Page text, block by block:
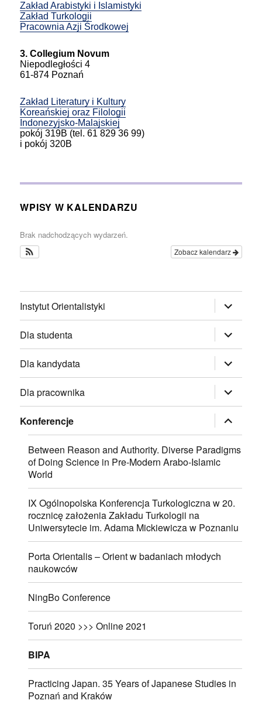
Zakład Arabistyki i Islamistyki
Zakład Turkologii
Pracownia Azji Środkowej
3. Collegium Novum
Niepodległości 4
61-874 Poznań
Zakład Literatury i Kultury
Koreańskiej oraz Filologii
Indonezyjsko-Malajskiej
pokój 319B (tel. 61 829 36 99)
i pokój 320B
WPISY W KALENDARZU
Brak nadchodzących wydarzeń.
Zobacz kalendarz
Instytut Orientalistyki rozwiń
menu
potomne
Dla studenta
rozwiń
menu
potomne
Dla kandydata
rozwiń
menu
potomne
Dla pracownika
rozwiń
menu
potomne
Konferencje
rozwiń
menu
potomne
Between Reason and Authority. Diverse Paradigms
of Doing Science in Pre-Modern Arabo-Islamic
World
IX Ogólnopolska Konferencja Turkologiczna w 20.
rocznicę założenia Zakładu Turkologii na
Uniwersytecie im. Adama Mickiewicza w Poznaniu
Porta Orientalis – Orient w badaniach młodych
naukowców
NingBo Conference
Toruń 2020 >>> Online 2021
BIPA
Practicing Japan. 35 Years of Japanese Studies in
Poznań and Kraków